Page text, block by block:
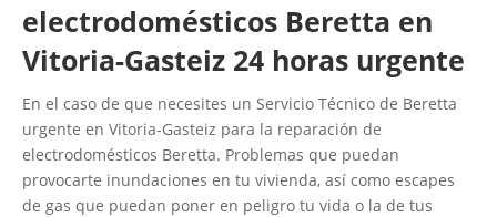
electrodomésticos Beretta en
Vitoria-Gasteiz 24 horas urgente
En el caso de que necesites un Servicio Técnico de Beretta
urgente en Vitoria-Gasteiz para la reparación de
electrodomésticos Beretta. Problemas que puedan
provocarte inundaciones en tu vivienda, así como escapes
de gas que puedan poner en peligro tu vida o la de tus